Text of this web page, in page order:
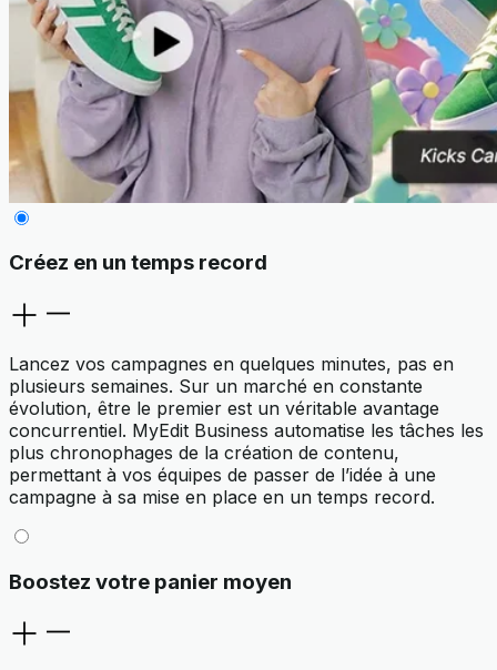
Créez en un temps record
Lancez vos campagnes en quelques minutes, pas en
plusieurs semaines. Sur un marché en constante
évolution, être le premier est un véritable avantage
concurrentiel. MyEdit Business automatise les tâches les
plus chronophages de la création de contenu,
permettant à vos équipes de passer de l’idée à une
campagne à sa mise en place en un temps record.
Boostez votre panier moyen